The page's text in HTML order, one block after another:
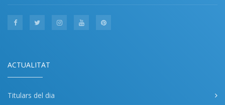
ACTUALITAT
Titulars del dia